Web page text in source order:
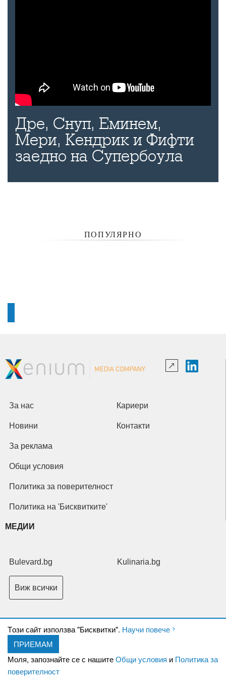
Дре, Снуп, Еминем,
Мери, Кендрик и Фифти
заедно на Супербоула
ПОПУЛЯРНО
Tози сайт използва "Бисквитки". Научи повече
ПРИЕМАМ
Моля, запознайте се с нашитеОбщи условия и Политика за
поверителност
За нас Кариери
Новини Контакти
За реклама
Общи условия
Политика за поверителност
Политика на 'Бисквитките'
МЕДИИ
Bulevard.bg Kulinaria.bg
Виж всички
Copyright © 2026 Ксениум ООД. Всички права запазени.
XeniumCompany.com